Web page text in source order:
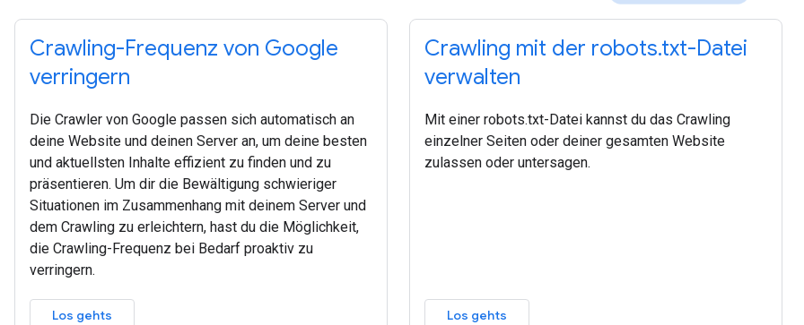
Crawling-Frequenz von Google
verringern
Die Crawler von Google passen sich automatisch an
deine Website und deinen Server an, um deine besten
und aktuellsten Inhalte effizient zu finden und zu
präsentieren. Um dir die Bewältigung schwieriger
Situationen im Zusammenhang mit deinem Server und
dem Crawling zu erleichtern, hast du die Möglichkeit,
die Crawling-Frequenz bei Bedarf proaktiv zu
verringern.
Los gehts
Crawling mit der robots.txt-Datei
verwalten
Mit einer robots.txt-Datei kannst du das Crawling
einzelner Seiten oder deiner gesamten Website
zulassen oder untersagen.
Los gehts